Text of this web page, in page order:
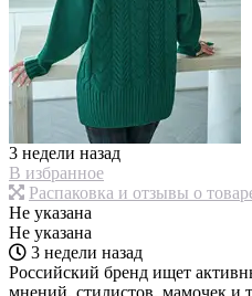
3 недели назад
В избранное
Распаковка и отзывы о
Не указана
Не указана
3 недели назад
Российский бренд ищет
мнений, стилистов, мамочек и